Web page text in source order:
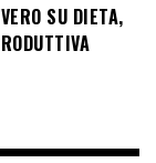
SU DIETA,